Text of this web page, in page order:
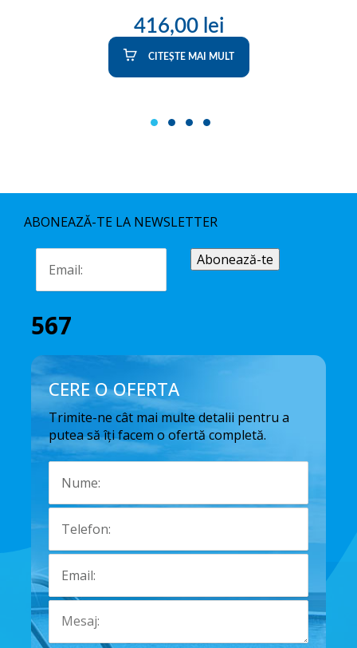
416,00 lei
CITEȘTE MAI MULT
1 2 3 4
ABONEAZĂ-TE LA NEWSLETTER
567
CERE O OFERTA
Trimite-ne cât mai multe detalii pentru a
putea să îți facem o ofertă completă.